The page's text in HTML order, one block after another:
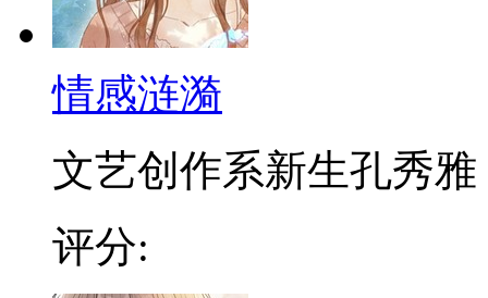
情感涟漪
文艺创作系新生孔秀雅
评分: